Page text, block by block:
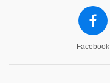
Facebook